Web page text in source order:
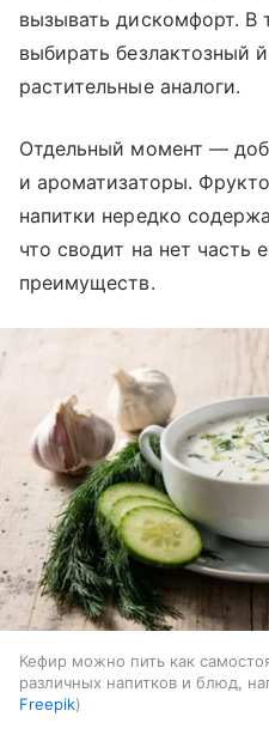
вызывать дискомфорт. В
выбирать безлактозный
растительные аналоги.
Отдельный момент —
и ароматизаторы.
напитки нередко
что сводит на нет часть
преимуществ.
Кефир можно пить как
различных напитков и блюд,
Freepik